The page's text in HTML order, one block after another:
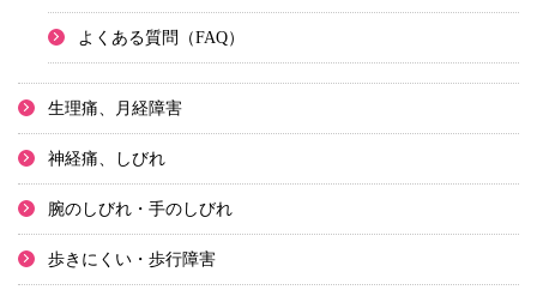
よくある質問（FAQ）
生理痛、月経障害
神経痛、しびれ
腕のしびれ・手のしびれ
歩きにくい・歩行障害